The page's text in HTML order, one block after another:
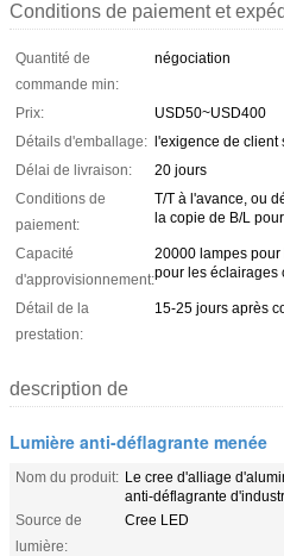
Conditions de paiement et
Quantité de
commande min:
négociation
Prix:
USD50~USD400
Détails d'emballage: l'exigence de client
Délai de livraison:
20 jours
Conditions de
paiement:
T/T à l'avance, ou
la copie de B/L
Capacité
d'approvisionnement:
20000 lampes
pour les éclairages
Détail de la
prestation:
15-25 jours après
description de
Lumière anti-déflagrante menée
Nom du produit: Le cree d'alliage
anti-déflagrante
Source de
lumière:
Cree LED